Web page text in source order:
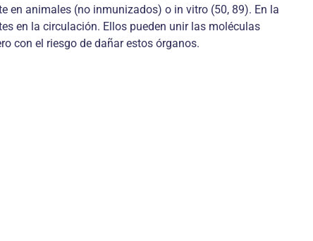
en animales (no inmunizados) o in vitro (50, 89). En la
en la circulación. Ellos pueden unir las moléculas
con el riesgo de dañar estos órganos.